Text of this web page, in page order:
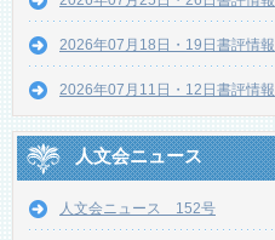
2026年07月18日・19日書評情報
2026年07月11日・12日書評情報
人文会ニュース
人文会ニュース 152号